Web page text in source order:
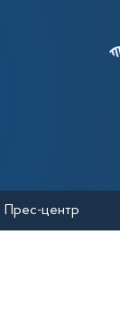
Прес-центр